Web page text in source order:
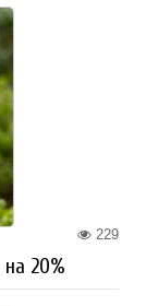
229
20%